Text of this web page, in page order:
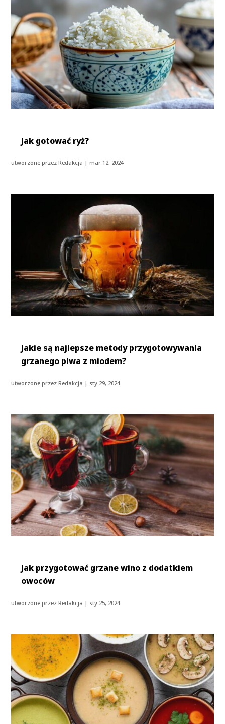
Jak gotować ryż?
utworzone przezRedakcja |mar 12, 2024
Jakie są najlepsze metody przygotowywania
grzanego piwa z miodem?
utworzone przezRedakcja | sty 29, 2024
Jak przygotować grzane wino z dodatkiem
owoców
utworzone przezRedakcja | sty 25, 2024